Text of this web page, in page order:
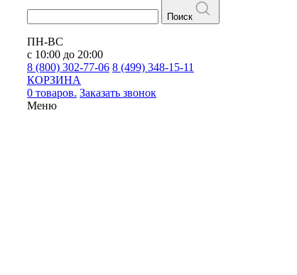
Поиск
ПН-ВС
с 10:00 до 20:00
8 (800) 302-77-06 8 (499) 348-15-11
КОРЗИНА
0 товаров. Заказать звонок
Меню